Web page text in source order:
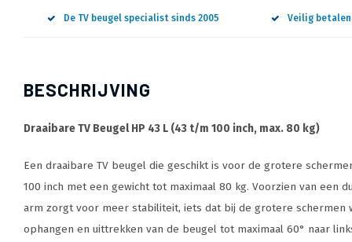
De TV beugel specialist sinds 2005 Veilig
BESCHRIJVING
Draaibare TV Beugel HP 43 L (43 t/m 100 inch, max. 80 kg)
Een draaibare TV beugel die geschikt is voor de grotere
100 inch met een gewicht tot maximaal 80 kg. Voorzien van een
arm zorgt voor meer stabiliteit, iets dat bij de grotere schermen
ophangen en uittrekken van de beugel tot maximaal 60° naar